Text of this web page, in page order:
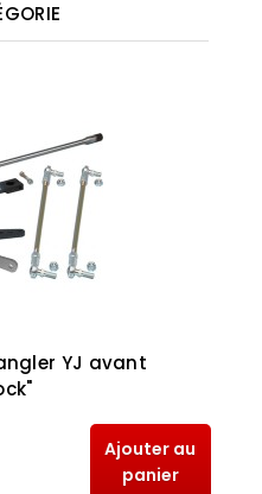
YJ avant
Ajouter au
panier